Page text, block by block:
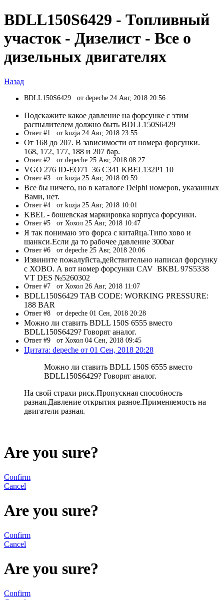
BDLL150S6429 - Топливный
участок - Дизелист - Все о
дизельных двигателях
Назад
BDLL150S6429 от depeche 24 Авг, 2018 20:56
Подскажите какое давление на форсунке с этим
распылителем должно быть BDLL150S6429
Ответ #1 от kuzja 24 Авг, 2018 23:55
От 168 до 207. В зависимости от номера форсунки.
168, 172, 177, 188 и 207 бар.
Ответ #2 от depeche 25 Авг, 2018 08:27
VGO 276 ID-EO71 36 C341 KBEL132P1 10
Ответ #3 от kuzja 25 Авг, 2018 09:59
Все бы ничего, но в каталоге Delphi номеров, указанных
Вами, нет.
Ответ #4 от kuzja 25 Авг, 2018 10:01
KBEL - бошевская маркировка корпуса форсунки.
Ответ #5 от Хохол 25 Авг, 2018 10:47
Я так понимаю это форса с китайца.Типо хово и
шанкси.Если да то рабочее давление 300bar
Ответ #6 от depeche 25 Авг, 2018 20:06
Извините пожалуйста,действительно написал форсунку
с ХОВО. А вот номер форсунки CAV BKBL 97S5338
VT DES №5260302
Ответ #7 от Хохол 26 Авг, 2018 11:07
BDLL150S6429 TAB CODE: WORKING PRESSURE:
188 BAR
Ответ #8 от depeche 01 Сен, 2018 20:28
Можно ли ставить BDLL 150S 6555 вместо
BDLL150S6429? Говорят аналог.
Ответ #9 от Хохол 04 Сен, 2018 09:45
Цитата: depeche от 01 Сен, 2018 20:28
Можно ли ставить BDLL 150S 6555 вместо
BDLL150S6429? Говорят аналог.
На свой страхи риск.Пропускная способность
разная.Давление открытия разное.Применяемость на
двигатели разная.
Are you sure?
Confirm
Cancel
Are you sure?
Confirm
Cancel
Are you sure?
Confirm